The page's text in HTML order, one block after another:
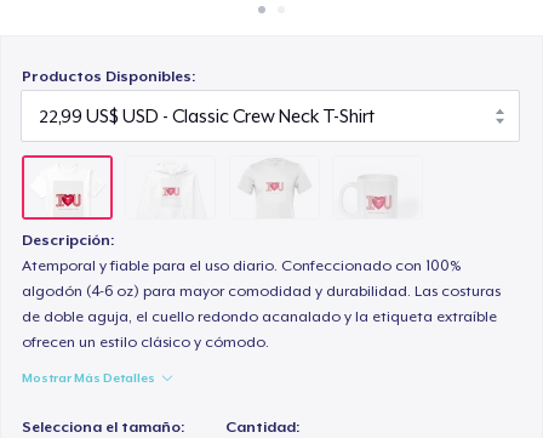
Productos Disponibles:
Descripción:
Atemporal y fiable para el uso diario. Confeccionado con 100%
algodón (4-6 oz) para mayor comodidad y durabilidad. Las costuras
de doble aguja, el cuello redondo acanalado y la etiqueta extraíble
ofrecen un estilo clásico y cómodo.
Mostrar Más Detalles
Selecciona el tamaño: Cantidad: